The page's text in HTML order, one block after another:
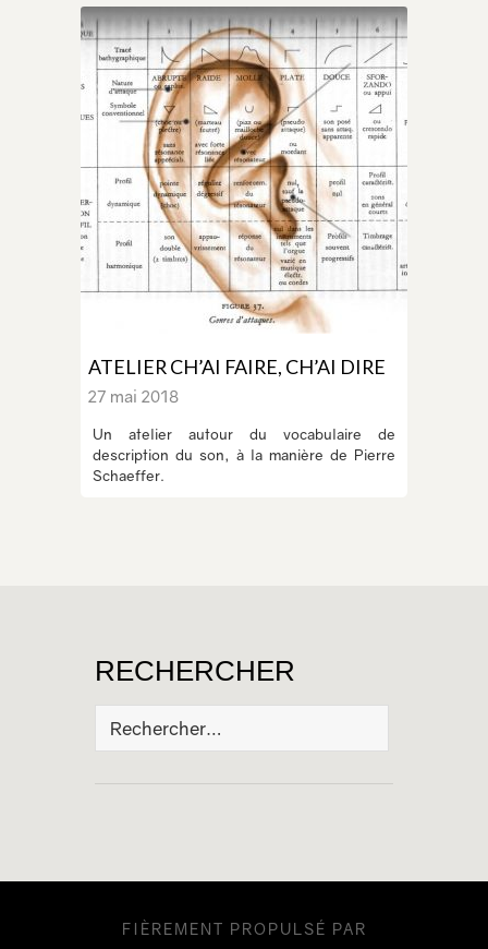
ATELIER CH’AI FAIRE, CH’AI DIRE
27 mai 2018
Un atelier autour du vocabulaire de
description du son, à la manière de Pierre
Schaeffer.
RECHERCHER
Rechercher :
FIÈREMENT PROPULSÉ PAR